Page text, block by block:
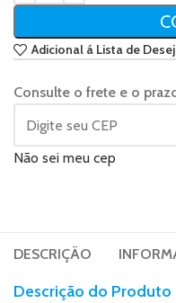
Adicional á Lista de
Consulte o frete e o
Não sei meu cep
DESCRIÇÃO
Descrição do Produto